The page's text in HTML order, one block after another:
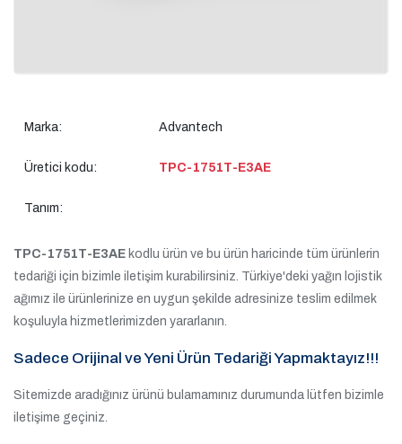
Marka: Advantech
Üretici kodu: TPC-1751T-E3AE
Tanım:
TPC-1751T-E3AE kodlu ürün ve bu ürün haricinde tüm ürünlerin
tedariği için bizimle iletişim kurabilirsiniz. Türkiye'deki yağın lojistik
ağımız ile ürünlerinize en uygun şekilde adresinize teslim edilmek
koşuluyla hizmetlerimizden yararlanın.
Sadece Orijinal ve Yeni Ürün Tedariği Yapmaktayız!!!
Sitemizde aradığınız ürünü bulamamınız durumunda lütfen bizimle
iletişime geçiniz.